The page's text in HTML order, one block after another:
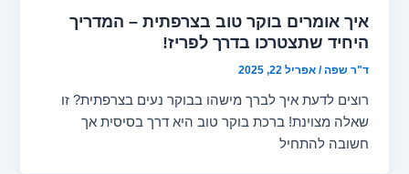
איך אומרים בוקר טוב בצרפתית – המדריך
היחיד שתצטרכו בדרך לפריז!
ד"ר שפה/אפריל 22, 2025
רוצים לדעת איך לברך מישהו בבוקר נעים בצרפתית? זו
שאלה מצוינת! ברכת בוקר טוב היא דרך בסיסית אך
חשובה להתחיל